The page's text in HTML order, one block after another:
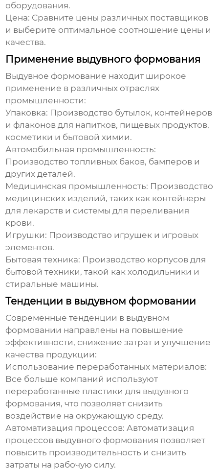
оборудования.
Цена: Сравните цены различных поставщиков
и выберите оптимальное соотношение цены и
качества.
Применение выдувного формования
Выдувное формование находит широкое
применение в различных отраслях
промышленности:
Упаковка: Производство бутылок, контейнеров
и флаконов для напитков, пищевых продуктов,
косметики и бытовой химии.
Автомобильная промышленность:
Производство топливных баков, бамперов и
других деталей.
Медицинская промышленность: Производство
медицинских изделий, таких как контейнеры
для лекарств и системы для переливания
крови.
Игрушки: Производство игрушек и игровых
элементов.
Бытовая техника: Производство корпусов для
бытовой техники, такой как холодильники и
стиральные машины.
Тенденции в выдувном формовании
Современные тенденции в выдувном
формовании направлены на повышение
эффективности, снижение затрат и улучшение
качества продукции:
Использование переработанных материалов:
Все больше компаний используют
переработанные пластики для выдувного
формования, что позволяет снизить
воздействие на окружающую среду.
Автоматизация процессов: Автоматизация
процессов выдувного формования позволяет
повысить производительность и снизить
затраты на рабочую силу.